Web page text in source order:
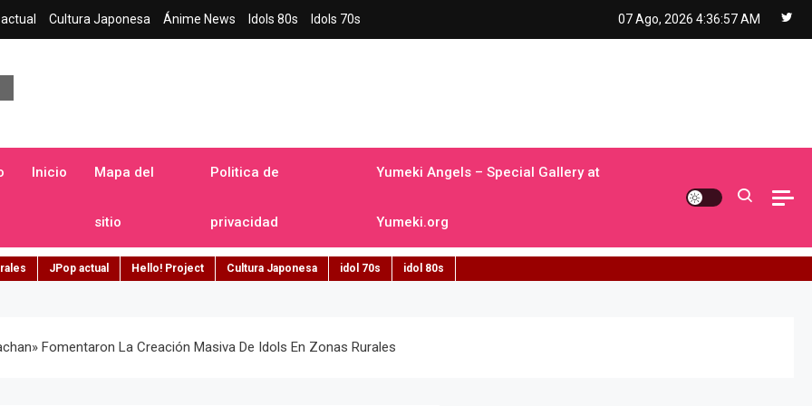
Cultura Japonesa Ánime News Idols 80s Idols 70s 07 Ago, 2026 4:36:59 AM
Inicio Mapa del
sitio
Politica de
privacidad
Yumeki Angels – Special Gallery at
Yumeki.org
JPop actual Hello! Project Cultura Japonesa idol 70s idol 80s
Fomentaron La Creación Masiva De Idols En Zonas Rurales